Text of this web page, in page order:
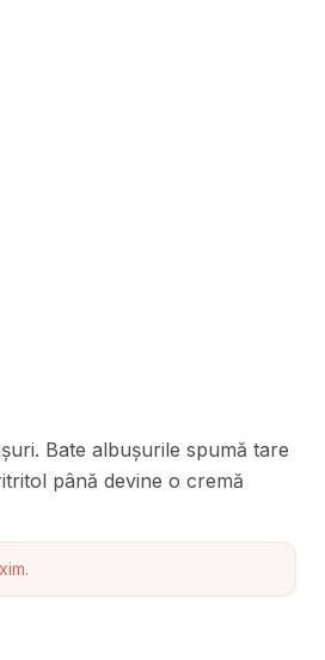
Bate albușurile spumă tare
până devine o cremă